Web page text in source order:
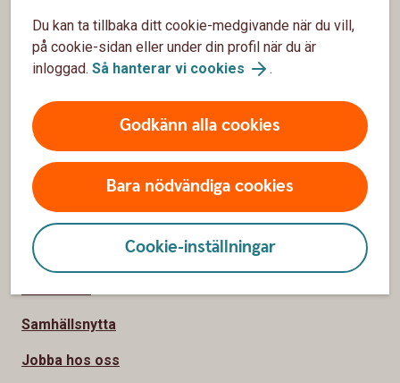
Du kan ta tillbaka ditt cookie-medgivande när du vill,
på cookie-sidan eller under din profil när du är
inloggad. Så hanterar vi cookies .
Godkänn alla cookies
Bara nödvändiga cookies
Cookie-inställningar
Spärrhjälp
Hitta bankkontor
Bli kund
Priser, räntor och kurser
Om oss
Om Sparbanken Spira
Samhällsnytta
Jobba hos oss